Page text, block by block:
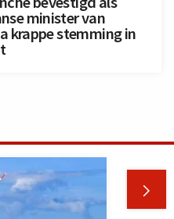
minister van
krappe stemming in
